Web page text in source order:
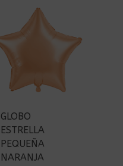
GLOBO
ESTRELLA
PEQUEÑA
NARANJA